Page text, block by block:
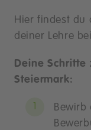
Hier findest du
deiner Lehre
Deine Schritte
Steiermark:
Bewirb